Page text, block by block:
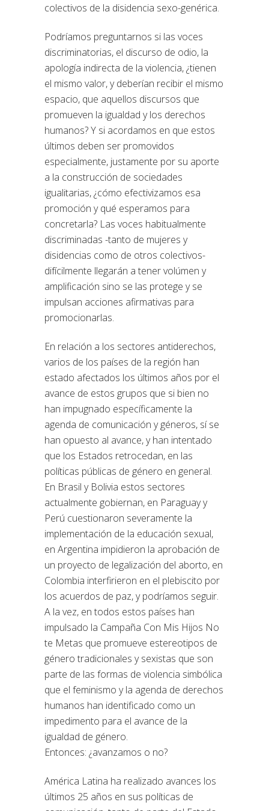
colectivos de la disidencia sexo-genérica.
Podríamos preguntarnos si las voces
discriminatorias, el discurso de odio, la
apología indirecta de la violencia, ¿tienen
el mismo valor, y deberían recibir el mismo
espacio, que aquellos discursos que
promueven la igualdad y los derechos
humanos? Y si acordamos en que estos
últimos deben ser promovidos
especialmente, justamente por su aporte
a la construcción de sociedades
igualitarias, ¿cómo efectivizamos esa
promoción y qué esperamos para
concretarla? Las voces habitualmente
discriminadas -tanto de mujeres y
disidencias como de otros colectivos-
difícilmente llegarán a tener volúmen y
amplificación sino se las protege y se
impulsan acciones afirmativas para
promocionarlas.
En relación a los sectores antiderechos,
varios de los países de la región han
estado afectados los últimos años por el
avance de estos grupos que si bien no
han impugnado específicamente la
agenda de comunicación y géneros, sí se
han opuesto al avance, y han intentado
que los Estados retrocedan, en las
políticas públicas de género en general.
En Brasil y Bolivia estos sectores
actualmente gobiernan, en Paraguay y
Perú cuestionaron severamente la
implementación de la educación sexual,
en Argentina impidieron la aprobación de
un proyecto de legalización del aborto, en
Colombia interfirieron en el plebiscito por
los acuerdos de paz, y podríamos seguir.
A la vez, en todos estos países han
impulsado la Campaña Con Mis Hijos No
te Metas que promueve estereotipos de
género tradicionales y sexistas que son
parte de las formas de violencia simbólica
que el feminismo y la agenda de derechos
humanos han identificado como un
impedimento para el avance de la
igualdad de género.
Entonces: ¿avanzamos o no?
América Latina ha realizado avances los
últimos 25 años en sus políticas de